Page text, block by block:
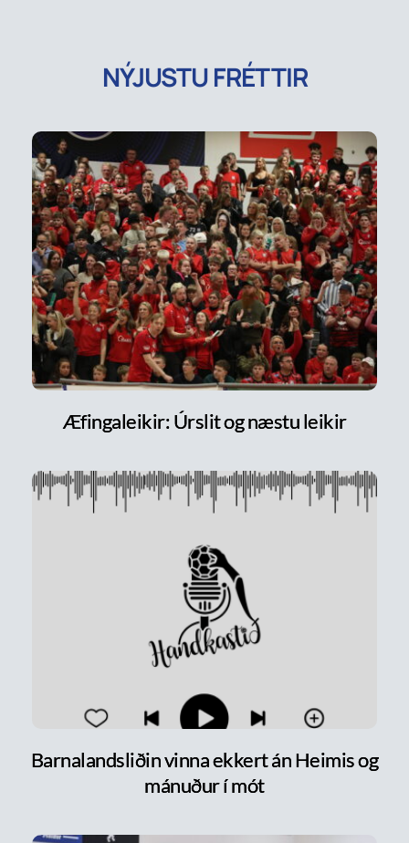
NÝJUSTU FRÉTTIR
Æfingaleikir: Úrslit og næstu leikir
Barnalandsliðin vinna ekkert án Heimis og
mánuður í mót